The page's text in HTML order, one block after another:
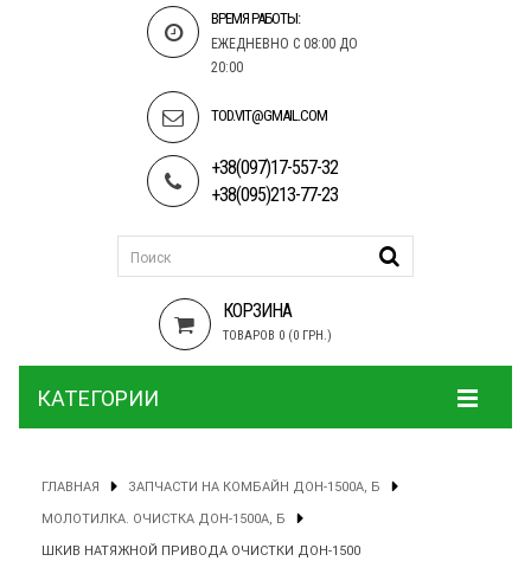
ВРЕМЯ РАБОТЫ:
ЕЖЕДНЕВНО С 08:00 ДО
20:00
TOD.VIT@GMAIL.COM
+38(097)17-557-32
+38(095)213-77-23
КОРЗИНА
ТОВАРОВ 0 (0 ГРН.)
КАТЕГОРИИ
ГЛАВНАЯ ЗАПЧАСТИ НА КОМБАЙН ДОН-1500А, Б
МОЛОТИЛКА. ОЧИСТКА ДОН-1500А, Б
ШКИВ НАТЯЖНОЙ ПРИВОДА ОЧИСТКИ ДОН-1500